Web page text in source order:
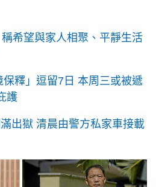
希望與家人相聚、平靜生活
釋」逗留7日 本周三或被遞
護
出獄 清晨由警方私家車接載